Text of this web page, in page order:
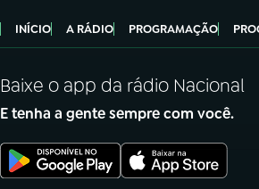
INÍCIO A RÁDIO PROGRAMAÇÃO
Baixe o app da rádio Nacional
E tenha a gente sempre com você.